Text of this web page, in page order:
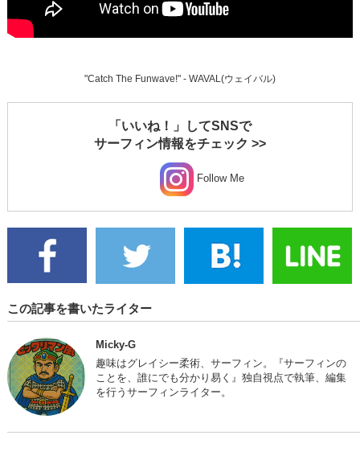
"Catch The Funwave!" - WAVAL(ウェイバル)
「いいね！」してSNSで
サーフィン情報をチェック >>
Follow Me
この記事を書いたライター
Micky-G
趣味はグレイシー柔術、サーフィン。『サーフィンの
ことを、誰にでも分かり易く』独自視点で執筆、編集
を行うサーフィンライター。